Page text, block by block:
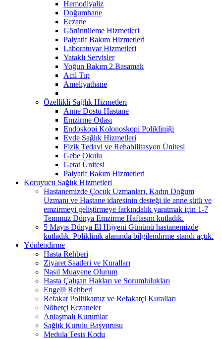
Hemodiyaliz
Doğumhane
Eczane
Görüntüleme Hizmetleri
Palyatif Bakım Hizmetleri
Laboratuvar Hizmetleri
Yataklı Servisler
Yoğun Bakım 2.Basamak
Acil Tıp
Ameliyathane
Özellikli Sağlık Hizmetleri
Anne Dostu Hastane
Emzirme Odası
Endoskopi Kolonoskopi Polikliniği
Evde Sağlık Hizmetleri
Fizik Tedavi ve Rehabilitasyon Ünitesi
Gebe Okulu
Getat Ünitesi
Palyatif Bakım Hizmetleri
Koruyucu Sağlık Hizmetleri
Hastanemizde Çocuk Uzmanları, Kadın Doğum
Uzmanı ve Hastane idaresinin desteği ile anne sütü ve
emzirmeyi geliştirmeye farkındalık yaratmak için 1-7
Temmuz Dünya Emzirme Haftasını kutladık.
5 Mayıs Dünya El Hijyeni Gününü hastanemizde
kutladık. Poliklinik alanında bilgilendirme standı açtık.
Yönlendirme
Hasta Rehberi
Ziyaret Saatleri ve Kuralları
Nasıl Muayene Olurum
Hasta Çalışan Hakları ve Sorumlulukları
Engelli Rehberi
Refakat Politikamız ve Refakatçi Kuralları
Nöbetçi Eczaneler
Anlaşmalı Kurumlar
Sağlık Kurulu Başvurusu
Medula Tesis Kodu